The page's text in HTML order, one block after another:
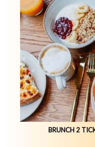
BRUNCH 2